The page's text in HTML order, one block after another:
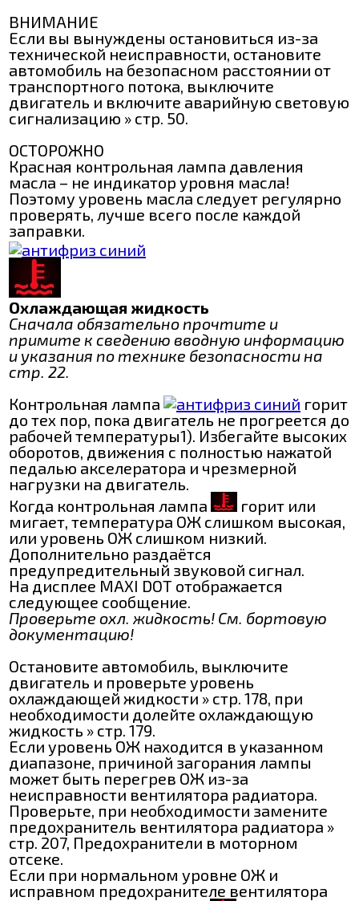
ВНИМАНИЕ
Если вы вынуждены остановиться из-за
технической неисправности, остановите
автомобиль на безопасном расстоянии от
транспортного потока, выключите
двигатель и включите аварийную световую
сигнализацию » стр. 50.
ОСТОРОЖНО
Красная контрольная лампа давления
масла – не индикатор уровня масла!
Поэтому уровень масла следует регулярно
проверять, лучше всего после каждой
заправки.
Охлаждающая жидкость
Сначала обязательно прочтите и
примите к сведению вводную информацию
и указания по технике безопасности на
стр. 22.
Контрольная лампа
горит
до тех пор, пока двигатель не прогреется до
рабочей температуры1). Избегайте высоких
оборотов, движения с полностью нажатой
педалью акселератора и чрезмерной
нагрузки на двигатель.
Когда контрольная лампа
горит или
мигает, температура ОЖ слишком высокая,
или уровень ОЖ слишком низкий.
Дополнительно раздаётся
предупредительный звуковой сигнал.
На дисплее MAXI DOT отображается
следующее сообщение.
Проверьте охл. жидкость! См. бортовую
документацию!
Остановите автомобиль, выключите
двигатель и проверьте уровень
охлаждающей жидкости » стр. 178, при
необходимости долейте охлаждающую
жидкость » стр. 179.
Если уровень ОЖ находится в указанном
диапазоне, причиной загорания лампы
может быть перегрев ОЖ из-за
неисправности вентилятора радиатора.
Проверьте, при необходимости замените
предохранитель вентилятора радиатора »
стр. 207, Предохранители в моторном
отсеке.
Если при нормальном уровне ОЖ и
исправном предохранителе вентилятора